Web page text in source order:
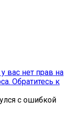
вас нет прав на
Обратитесь к
с ошибкой